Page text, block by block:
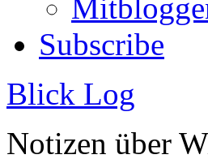
Subscribe
Blick Log
Notizen über